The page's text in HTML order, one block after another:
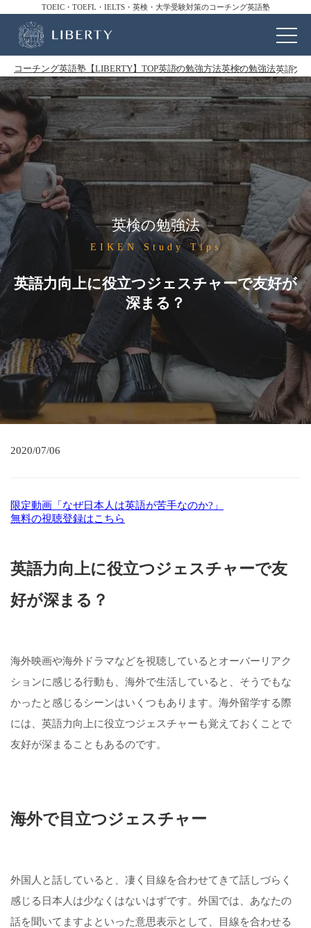
TOEIC・TOEFL・IELTS・英検・大学受験対策のコーチング英語塾
コーチング英語塾【LIBERTY】TOP英語の勉強方法英検の勉強法英語力
英検の勉強法
EIKEN Study Tips
英語力向上に役立つジェスチャーで友好が
深まる？
2020/07/06
限定動画「なぜ日本人は英語が苦手なのか?」
無料の視聴登録はこちら
英語力向上に役立つジェスチャーで友
好が深まる？
海外映画や海外ドラマなどを視聴しているとオーバーリアク
ションに感じる行動も、海外で生活していると、そうでもな
かったと感じるシーンはいくつもあります。海外留学する際
には、英語力向上に役立つジェスチャーも覚えておくことで
友好が深まることもあるのです。
海外で目立つジェスチャー
外国人と話していると、凄く目線を合わせてきて話しづらく
感じる日本人は少なくはないはずです。外国では、あなたの
話を聞いてますよといった意思表示として、目線を合わせる